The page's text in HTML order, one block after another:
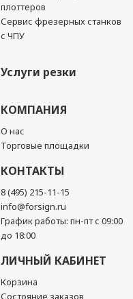
плоттеров
Сервис фрезерных станков
с ЧПУ
Услуги резки
КОМПАНИЯ
О нас
Торговые площадки
КОНТАКТЫ
8 (495) 215-11-15
info@forsign.ru
График работы: пн-пт с 09:00
до 18:00
ЛИЧНЫЙ КАБИНЕТ
Корзина
Состояние заказов